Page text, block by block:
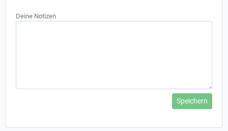
Deine Notizen
Speichern